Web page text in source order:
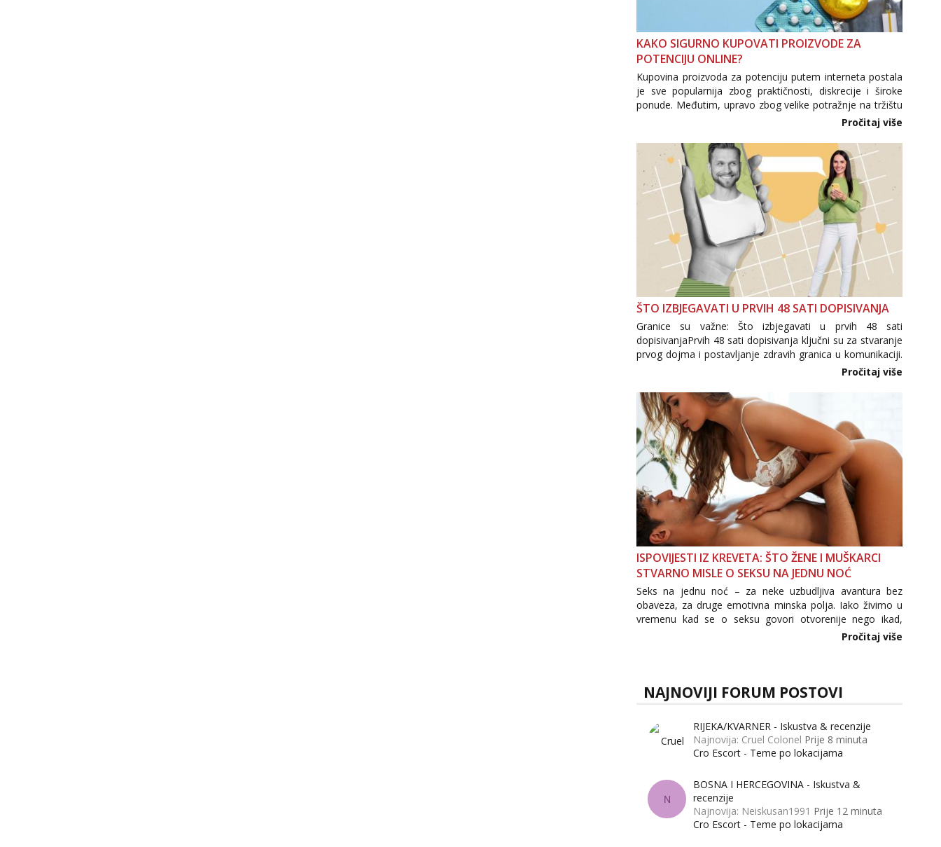
KAKO SIGURNO KUPOVATI PROIZVODE ZA
POTENCIJU ONLINE?
Kupovina proizvoda za potenciju putem interneta postala
je sve popularnija zbog praktičnosti, diskrecije i široke
ponude. Međutim, upravo zbog velike potražnje na tržištu
se pojavljuju i brojni krivotvoreni proizvodi, nepouzdane
internetske trgovine te proizvodi nepoznatog podrijetla. ...
Pročitaj više
ŠTO IZBJEGAVATI U PRVIH 48 SATI DOPISIVANJA
Granice su važne: Što izbjegavati u prvih 48 sati
dopisivanjaPrvih 48 sati dopisivanja ključni su za stvaranje
prvog dojma i postavljanje zdravih granica u komunikaciji.
Važno je izbjeći prebrzo otkrivanje osobnih ili intimnih
informacija, jer nepoznata osoba još nije zaslužila to
povjerenje. Takođe...
Pročitaj više
ISPOVIJESTI IZ KREVETA: ŠTO ŽENE I MUŠKARCI
STVARNO MISLE O SEKSU NA JEDNU NOĆ
Seks na jednu noć – za neke uzbudljiva avantura bez
obaveza, za druge emotivna minska polja. Iako živimo u
vremenu kad se o seksu govori otvorenije nego ikad,
tema „jedne noći strasti“ i dalje izaziva burne rasprave. Što
Pročitaj više
NAJNOVIJI FORUM POSTOVI
RIJEKA/KVARNER - Iskustva & recenzije
Najnovija: Cruel Colonel Prije 8 minuta
Cro Escort - Teme po lokacijama
N
BOSNA I HERCEGOVINA - Iskustva &
recenzije
Najnovija: Neiskusan1991 Prije 12 minuta
Cro Escort - Teme po lokacijama